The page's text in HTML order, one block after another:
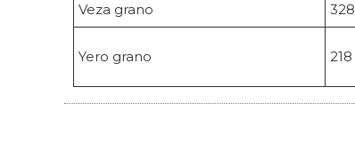
Veza grano 328
Yero grano 218